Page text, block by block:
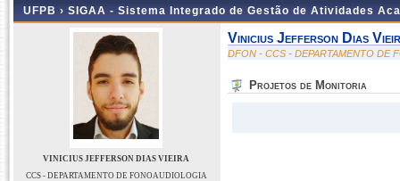
UFPB › SIGAA - Sistema Integrado de Gestão de Atividades
VINICIUS JEFFERSON DIAS VIEIRA
CCS - DEPARTAMENTO DE FONOAUDIOLOGIA
Vinicius Jefferson Dias
DFON - CCS - DEPARTAMENTO DE
Projetos de Monitoria